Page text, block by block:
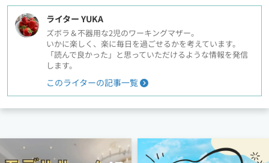
ライター YUKA
ズボラ＆不器用な2児のワーキングマザー。
いかに楽しく、楽に毎日を過ごせるかを考えています。
「読んで良かった」と思っていただけるような情報を発信
します。
このライターの記事一覧